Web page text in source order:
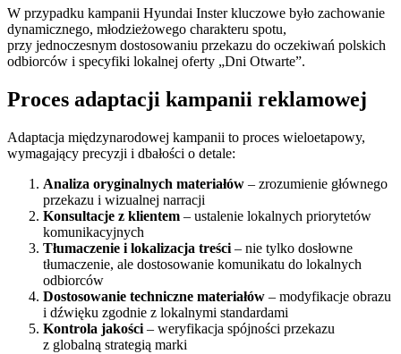
W przypadku kampanii Hyundai Inster kluczowe było zachowanie
dynamicznego, młodzieżowego charakteru spotu,
przy jednoczesnym dostosowaniu przekazu do oczekiwań polskich
odbiorców i specyfiki lokalnej oferty „Dni Otwarte”.
Proces adaptacji kampanii reklamowej
Adaptacja międzynarodowej kampanii to proces wieloetapowy,
wymagający precyzji i dbałości o detale:
Analiza oryginalnych materiałów – zrozumienie głównego
przekazu i wizualnej narracji
Konsultacje z klientem – ustalenie lokalnych priorytetów
komunikacyjnych
Tłumaczenie i lokalizacja treści – nie tylko dosłowne
tłumaczenie, ale dostosowanie komunikatu do lokalnych
odbiorców
Dostosowanie techniczne materiałów – modyfikacje obrazu
i dźwięku zgodnie z lokalnymi standardami
Kontrola jakości – weryfikacja spójności przekazu
z globalną strategią marki